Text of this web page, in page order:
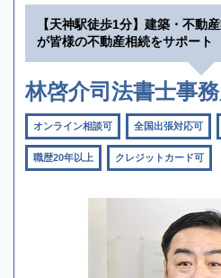
【天神駅徒歩1分】建築・不動
が皆様の不動産相続をサポート
林啓介司法書士事
オンライン相談可 全国出張対応可
職歴20年以上 クレジットカード可